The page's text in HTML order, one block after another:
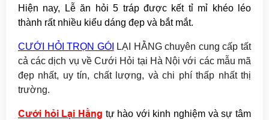
Hiện nay, Lễ ăn hỏi 5 tráp được kết tỉ mỉ khéo léo
thành rất nhiều kiểu dáng đẹp và bắt mắt.
CƯỚI HỎI TRỌN GÓI
LẠI HẰNG chuyên cung cấp tất
cả các dịch vụ về Cưới Hỏi tại Hà Nội với các mẫu mã
đẹp nhất, uy tín, chất lượng, và chi phí thấp nhất thị
trường.
Cưới hỏi Lại Hằng tự hào với kinh nghiệm và sự tâm